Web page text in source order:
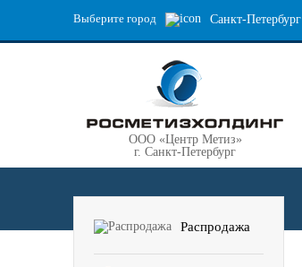
Выберите город Санкт-Петербург
ООО «Центр Метиз»
г. Санкт-Петербург
Распродажа